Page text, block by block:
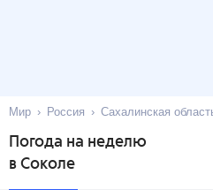
Мир Россия Сахалинская область
Погода на неделю
в Соколе